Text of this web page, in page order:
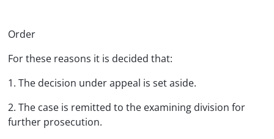
Order
For these reasons it is decided that:
1. The decision under appeal is set aside.
2. The case is remitted to the examining division for
further prosecution.